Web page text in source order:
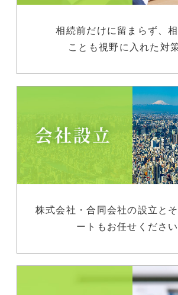
相続前だけに留まらず、
ことも視野に入れた対
株式会社・合同会社の設立と
ートもお任せください